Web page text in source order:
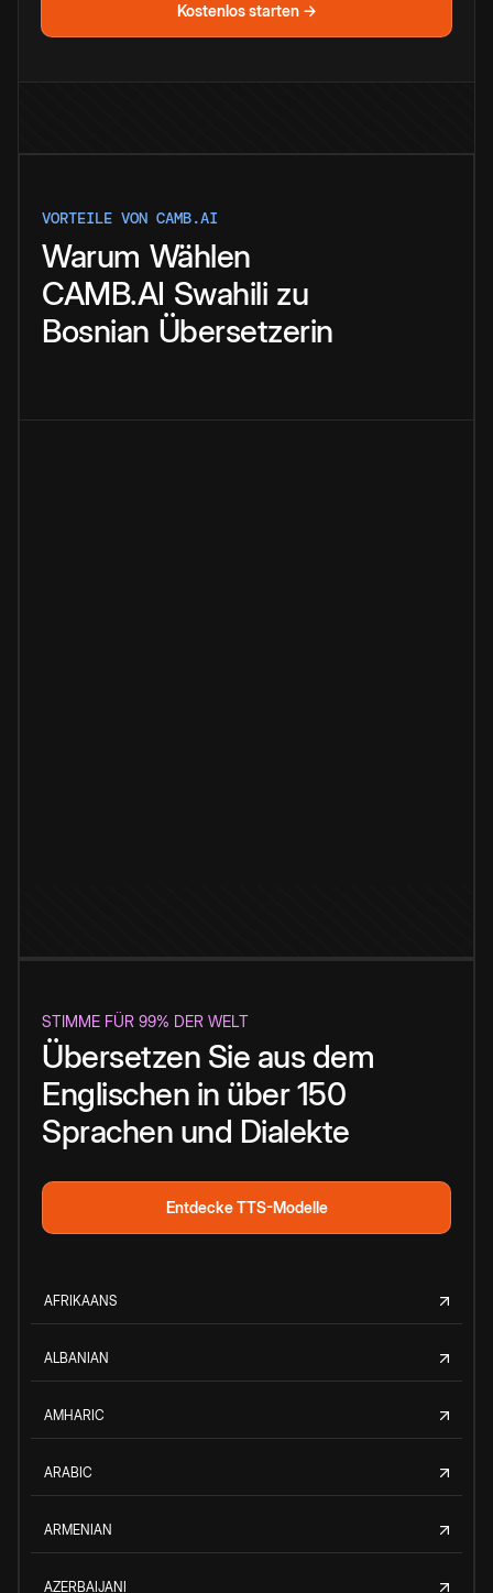
Kostenlos starten →
VORTEILE VON CAMB.AI
Warum Wählen
CAMB.AI Swahili zu
Bosnian Übersetzerin
STIMME FÜR 99% DER WELT
Übersetzen Sie aus dem
Englischen in über 150
Sprachen und Dialekte
Entdecke TTS-Modelle
AFRIKAANS
ALBANIAN
AMHARIC
ARABIC
ARMENIAN
AZERBAIJANI